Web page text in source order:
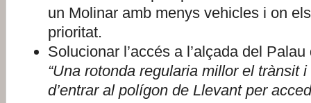
un Molinar amb menys vehicles i on
prioritat.
Solucionar l’accés a l’alçada del
“Una rotonda regularia millor el trànsit
d’entrar al polígon de Llevant per